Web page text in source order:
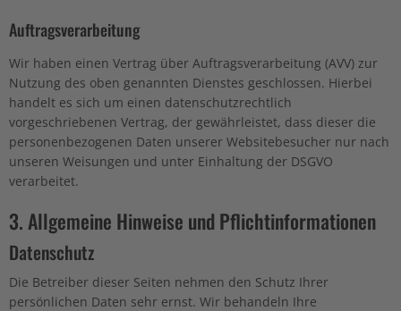
Auftragsverarbeitung
Wir haben einen Vertrag über Auftragsverarbeitung (AVV) zur
Nutzung des oben genannten Dienstes geschlossen. Hierbei
handelt es sich um einen datenschutzrechtlich
vorgeschriebenen Vertrag, der gewährleistet, dass dieser die
personenbezogenen Daten unserer Websitebesucher nur nach
unseren Weisungen und unter Einhaltung der DSGVO
verarbeitet.
3. Allgemeine Hinweise und Pflicht­informationen
Datenschutz
Die Betreiber dieser Seiten nehmen den Schutz Ihrer
persönlichen Daten sehr ernst. Wir behandeln Ihre